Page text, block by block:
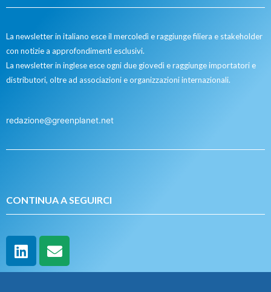
La newsletter in italiano esce il mercoledì e raggiunge filiera e stakeholder
con notizie a approfondimenti esclusivi.
La newsletter in inglese esce ogni due giovedì e raggiunge importatori e
distributori, oltre ad associazioni e organizzazioni internazionali.
redazione@greenplanet.net
CONTINUA A SEGUIRCI